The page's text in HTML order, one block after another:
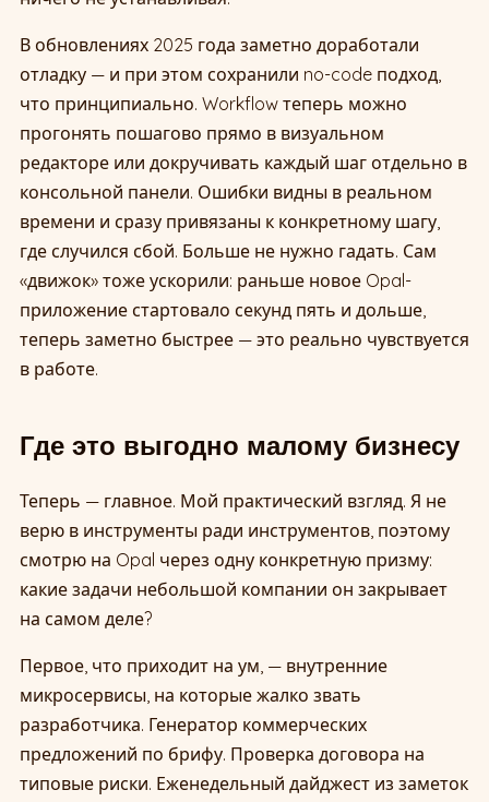
В обновлениях 2025 года заметно доработали
отладку — и при этом сохранили no-code подход,
что принципиально. Workflow теперь можно
прогонять пошагово прямо в визуальном
редакторе или докручивать каждый шаг отдельно в
консольной панели. Ошибки видны в реальном
времени и сразу привязаны к конкретному шагу,
где случился сбой. Больше не нужно гадать. Сам
«движок» тоже ускорили: раньше новое Opal-
приложение стартовало секунд пять и дольше,
теперь заметно быстрее — это реально чувствуется
в работе.
Где это выгодно малому бизнесу
Теперь — главное. Мой практический взгляд. Я не
верю в инструменты ради инструментов, поэтому
смотрю на Opal через одну конкретную призму:
какие задачи небольшой компании он закрывает
на самом деле?
Первое, что приходит на ум, — внутренние
микросервисы, на которые жалко звать
разработчика. Генератор коммерческих
предложений по брифу. Проверка договора на
типовые риски. Еженедельный дайджест из заметок